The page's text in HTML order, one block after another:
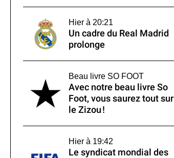
Hier à 20:21
Un cadre du Real Madrid
prolonge
Beau livre SO FOOT
Avec notre beau livre So
Foot, vous saurez tout sur
le Zizou !
Hier à 19:42
Le syndicat mondial des